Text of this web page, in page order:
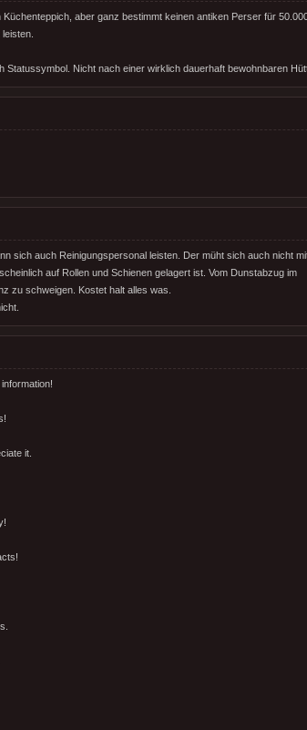
Küchenteppich, aber ganz bestimmt keinen antiken Perser für
Statussymbol. Nicht nach einer wirklich dauerhaft bewohnbaren
sich auch Reinigungspersonal leisten. Der müht sich auch nicht
auf Rollen und Schienen gelagert ist. Vom Dunstabzug im
zu schweigen. Kostet halt alles was.
it.